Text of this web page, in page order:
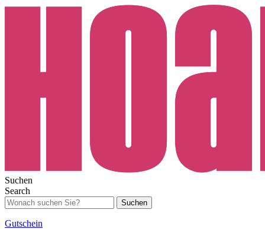
Suchen
Search
Suchen
Gutschein